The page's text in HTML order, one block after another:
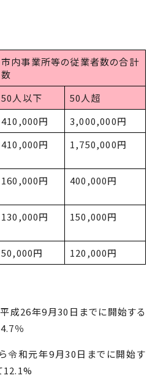
市内事業所等の従業者数の合計
数
50人以下
50人超
410,000円
3,000,000円
410,000円 1,750,000円
160,000円 400,000円
130,000円 150,000円
50,000円 120,000円
成26年9月30日までに開始する
％
令和元年9月30日までに開始す
12.1%